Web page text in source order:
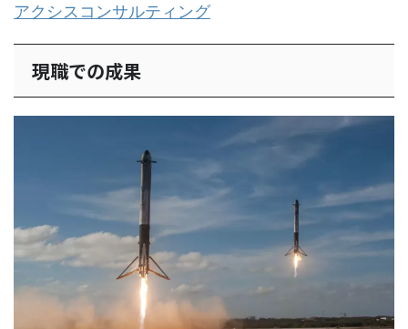
アクシスコンサルティング
現職での成果